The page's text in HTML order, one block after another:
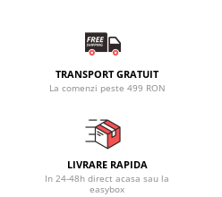
TRANSPORT GRATUIT
La comenzi peste 499 RON
LIVRARE RAPIDA
In 24-48h direct acasa sau la
easybox